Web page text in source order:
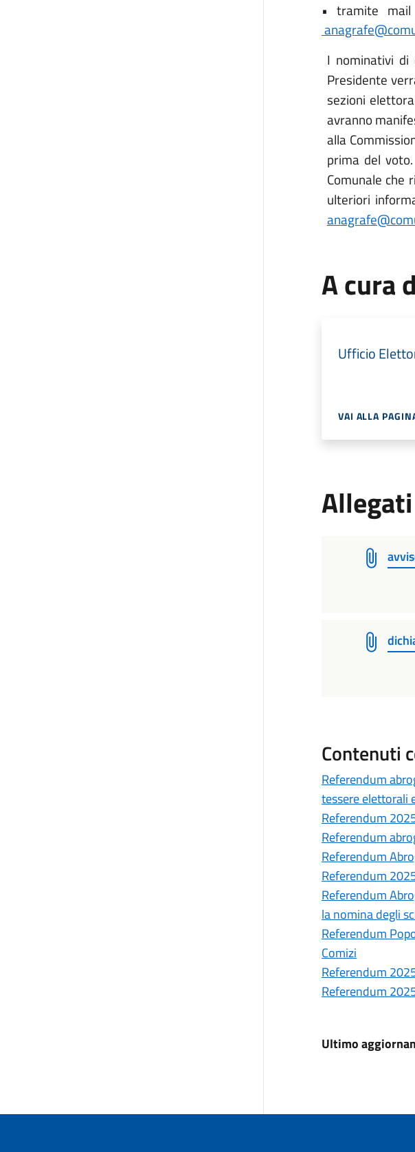
• tramite mail
I nominativi di
Presidente
sezioni
avranno
alla
prima del
Comunale che
ulteriori
A cura
Ufficio
VAI ALLA
Allegati
Contenuti
Referendum
tessere elettorali
Referendum
Referendum
Referendum
Referendum
Referendum
la nomina degli
Referendum
Comizi
Referendum
Referendum
Ultimo